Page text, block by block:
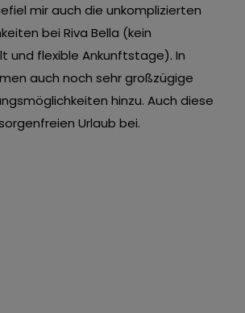
mir auch die unkomplizierten
bei Riva Bella (kein
und flexible Ankunftstage). In
auch noch sehr großzügige
hinzu. Auch diese
Urlaub bei.